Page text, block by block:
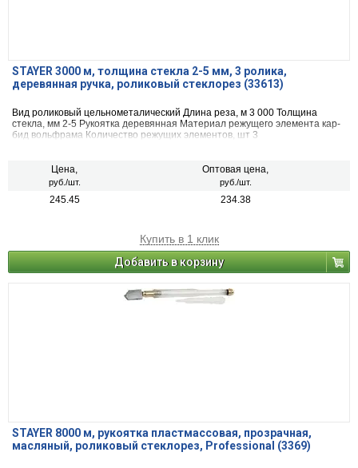
STAYER 3000 м, толщина стекла 2-5 мм, 3 ролика,
деревянная ручка, роликовый стеклорез (33613)
Вид ро­ли­ко­вый цель­но­ме­та­ли­че­ский Длина реза, м 3 000 Толщина
стекла, мм 2-5 Рукоятка де­ре­вян­ная Материал режущего элемента кар­
бид вольф­ра­ма Количество режущих элементов, шт 3
Цена,
руб./шт.
Оптовая цена,
руб./шт.
245.45 234.38
Купить в 1 клик
Добавить в корзину
STAYER 8000 м, рукоятка пластмассовая, прозрачная,
масляный, роликовый стеклорез, Professional (3369)